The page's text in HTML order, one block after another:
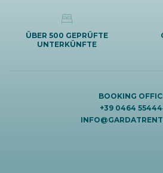
ÜBER 500 GEPRÜFTE
UNTERKÜNFTE
BOOKING
+39 0464